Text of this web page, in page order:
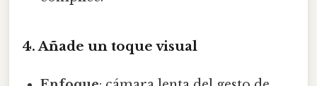
4. Añade un toque visual